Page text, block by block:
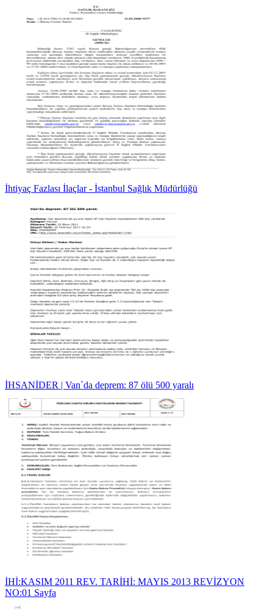
İhtiyaç Fazlası İlaçlar - İstanbul Sağlık Müdürlüğü
İHSANİDER | Van`da deprem: 87 ölü 500 yaralı
İHİ:KASIM 2011 REV. TARİHİ: MAYIS 2013 REVİZYON
NO:01 Sayfa